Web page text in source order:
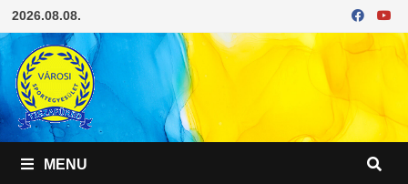
Skip
to
content
2026.08.08.
MENU